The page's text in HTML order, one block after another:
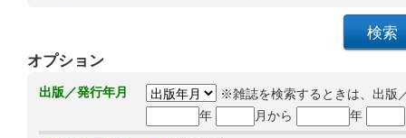
オプション
出版／発行年月
※雑誌を検索するときは、出版
年
月から 年